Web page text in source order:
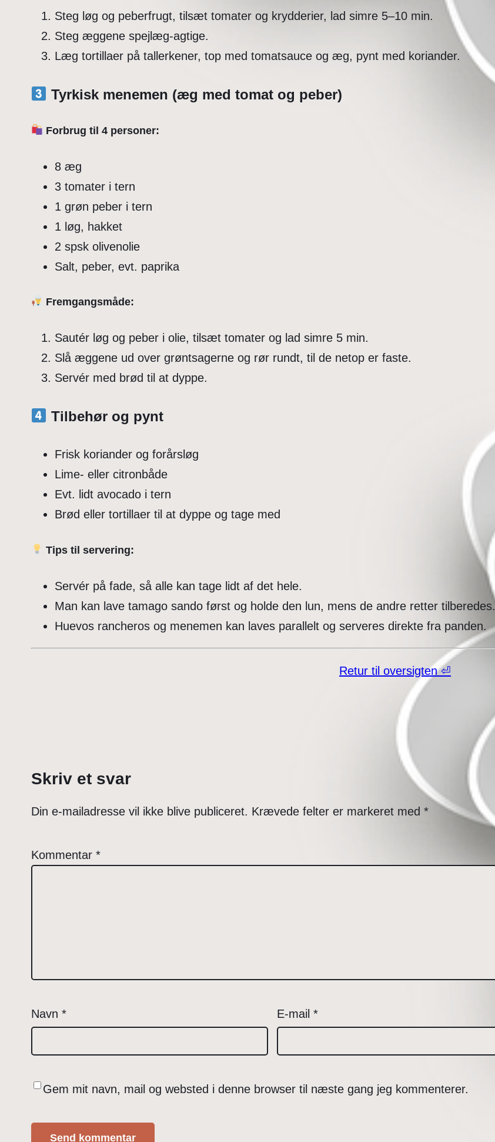
Steg løg og peberfrugt, tilsæt tomater og krydderier, lad simre 5–10 min.
Steg æggene spejlæg-agtige.
Læg tortillaer på tallerkener, top med tomatsauce og æg, pynt med koriander.
Tyrkisk menemen (æg med tomat og peber)
Forbrug til 4 personer:
8 æg
3 tomater i tern
1 grøn peber i tern
1 løg, hakket
2 spsk olivenolie
Salt, peber, evt. paprika
Fremgangsmåde:
Sautér løg og peber i olie, tilsæt tomater og lad simre 5 min.
Slå æggene ud over grøntsagerne og rør rundt, til de netop er faste.
Servér med brød til at dyppe.
Tilbehør og pynt
Frisk koriander og forårsløg
Lime- eller citronbåde
Evt. lidt avocado i tern
Brød eller tortillaer til at dyppe og tage med
Tips til servering:
Servér på fade, så alle kan tage lidt af det hele.
Man kan lave tamago sando først og holde den lun, mens de andre retter tilberedes.
Huevos rancheros og menemen kan laves parallelt og serveres direkte fra panden.
Retur til oversigten ⏎
Skriv et svar
Din e-mailadresse vil ikke blive publiceret. Krævede felter er markeret med *
Kommentar *
Navn * E-mail *
Gem mit navn, mail og websted i denne browser til næste gang jeg kommenterer.